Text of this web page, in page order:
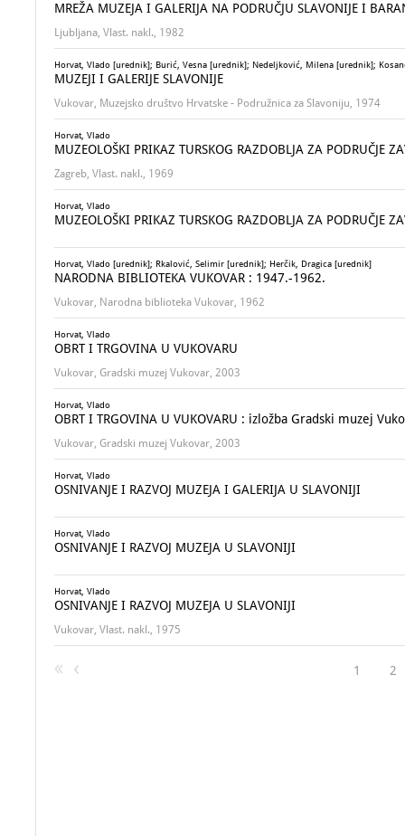
MREŽA MUZEJA I GALERIJA NA PODRUČJU SLAVONIJE I
Ljubljana, Vlast. nakl., 1982
Horvat, Vlado [urednik]; Burić, Vesna [urednik]; Nedeljković, Milena [urednik];
MUZEJI I GALERIJE SLAVONIJE
Vukovar, Muzejsko društvo Hrvatske - Podružnica za Slavoniju, 1974
Horvat, Vlado
MUZEOLOŠKI PRIKAZ TURSKOG RAZDOBLJA ZA PODRUČJE
Zagreb, Vlast. nakl., 1969
Horvat, Vlado
MUZEOLOŠKI PRIKAZ TURSKOG RAZDOBLJA ZA PODRUČJE
Horvat, Vlado [urednik]; Rkalović, Selimir [urednik]; Herčik, Dragica [urednik]
NARODNA BIBLIOTEKA VUKOVAR : 1947.-1962.
Vukovar, Narodna biblioteka Vukovar, 1962
Horvat, Vlado
OBRT I TRGOVINA U VUKOVARU
Vukovar, Gradski muzej Vukovar, 2003
Horvat, Vlado
OBRT I TRGOVINA U VUKOVARU : izložba Gradski muzej
Vukovar, Gradski muzej Vukovar, 2003
Horvat, Vlado
OSNIVANJE I RAZVOJ MUZEJA I GALERIJA U SLAVONIJI
Horvat, Vlado
OSNIVANJE I RAZVOJ MUZEJA U SLAVONIJI
Horvat, Vlado
OSNIVANJE I RAZVOJ MUZEJA U SLAVONIJI
Vukovar, Vlast. nakl., 1975
1 2